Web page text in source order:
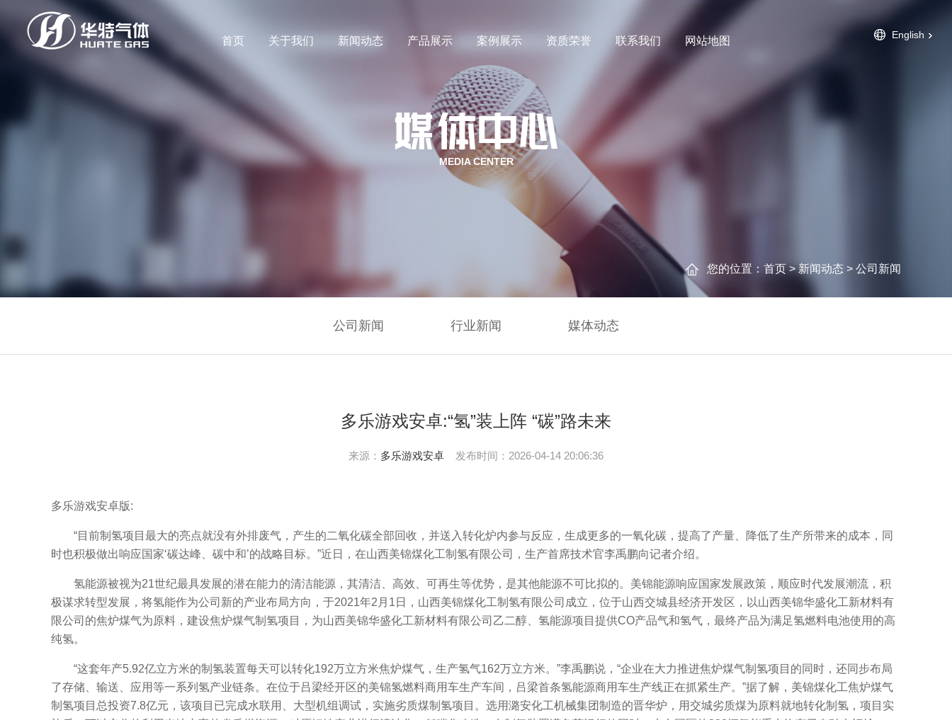
English
首页 关于我们 新闻动态
媒体动态
产品展示 案例展示 资质荣誉 联系我们 网站地图
MEDIA CENTER
您的位置： 首页>新闻动态 > 公司新闻
公司新闻 行业新闻 媒体动态
多乐游戏安卓:“氢”装上阵 “碳”路未来
来源： 多乐游戏安卓 发布时间：2026-04-14 20:06:36
多乐游戏安卓版:
“目前制氢项目最大的亮点就没有外排废气，产生的二氧化碳全部回收，并送入转化炉内参与反应，生成更多的一氧化碳，提高了产量、降低了生产所带来的成本，同
时也积极做出响应国家‘碳达峰、碳中和’的战略目标。”近日，在山西美锦煤化工制氢有限公司，生产首席技术官李禹鹏向记者介绍。
氢能源被视为21世纪最具发展的潜在能力的清洁能源，其清洁、高效、可再生等优势，是其他能源不可比拟的。美锦能源响应国家发展政策，顺应时代发展潮流，积
极谋求转型发展，将氢能作为公司新的产业布局方向，于2021年2月1日，山西美锦煤化工制氢有限公司成立，位于山西交城县经济开发区，以山西美锦华盛化工新材料有
限公司的焦炉煤气为原料，建设焦炉煤气制氢项目，为山西美锦华盛化工新材料有限公司乙二醇、氢能源项目提供CO产品气和氢气，最终产品为满足氢燃料电池使用的高
纯氢。
“这套年产5.92亿立方米的制氢装置每天可以转化192万立方米焦炉煤气，生产氢气162万立方米。”李禹鹏说，“企业在大力推进焦炉煤气制氢项目的同时，还同步布局
了存储、输送、应用等一系列氢产业链条。在位于吕梁经开区的美锦氢燃料商用车生产车间，吕梁首条氢能源商用车生产线正在抓紧生产。”据了解，美锦煤化工焦炉煤气
制氢项目总投资7.8亿元，该项目已完成水联用、大型机组调试，实施劣质煤制氢项目。选用潞安化工机械集团制造的晋华炉，用交城劣质煤为原料就地转化制氢，项目实